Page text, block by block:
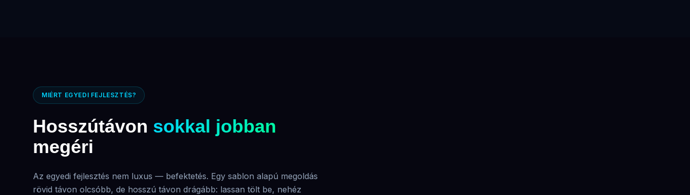
MIÉRT EGYEDI FEJLESZTÉS?
Hosszútávon sokkal jobban
megéri
Az egyedi fejlesztés nem luxus — befektetés. Egy sablon alapú megoldás
rövid távon olcsóbb, de hosszú távon drágább: lassan tölt be, nehéz